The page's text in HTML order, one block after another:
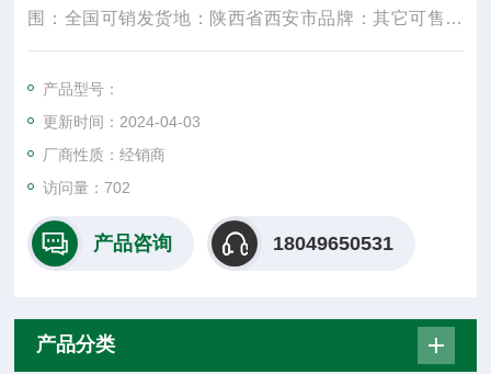
围：全国可销发货地：陕西省西安市品牌：其它可售卖
地：全国聚乙二醇为环氧乙烷水解产物的聚合物，无
毒、无性，广泛应用于各种药物制剂中
产品型号：
更新时间：2024-04-03
厂商性质：经销商
访问量：702
产品咨询 18049650531
产品分类